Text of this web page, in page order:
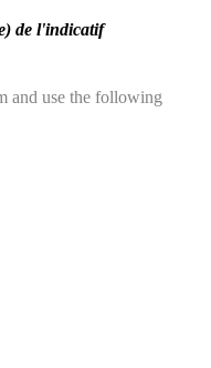
de l'indicatif
and use the following